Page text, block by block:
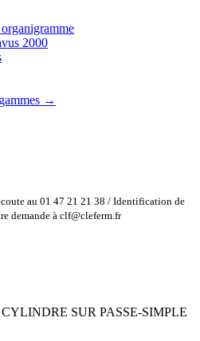
2000
→
au 01 47 21 21 38 / Identification de
demande à clf@cleferm.fr
SUR PASSE-SIMPLE